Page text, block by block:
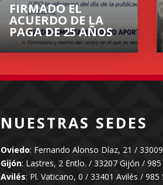
FIRMADO EL
ACUERDO DE LA
PAGA DE 25 AÑOS
NUESTRAS SEDES
Oviedo: Fernando Alonso Díaz, 21 /
Gijón: Lastres, 2 Entlo. / 33207 Gijón /
Avilés: Pl. Vaticano, 0 / 33401 Avilés / 985